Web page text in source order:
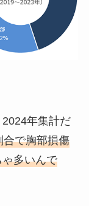
年集計だ
合で胸部損傷
多いんで